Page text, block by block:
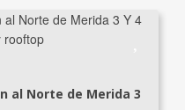
al Norte de Merida 3